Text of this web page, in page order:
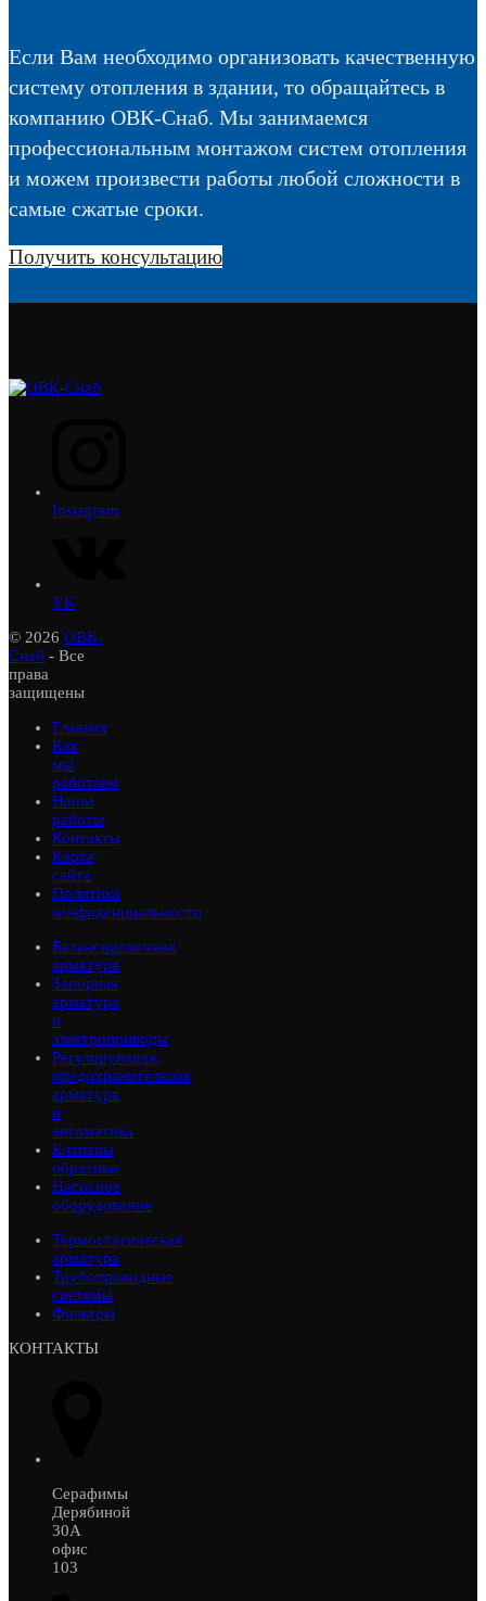
Если Вам необходимо организовать качественную
систему отопления в здании, то обращайтесь в
компанию ОВК-Снаб. Мы занимаемся
профессиональным монтажом систем отопления
и можем произвести работы любой сложности в
самые сжатые сроки.
Получить консультацию
Instagram
VK
© 2026 ОВК-
Снаб - Все
права
защищены
Главная
Как
мы
работаем
Наши
работы
Контакты
Карта
сайта
Политика
конфиденциальности
Балансировочная
арматура
Запорная
арматура
и
электроприводы
Регулирующая,
предохранительная
арматура
и
автоматика
Клапаны
обратные
Насосное
оборудование
Термостатическая
арматура
Трубопроводные
системы
Фильтры
КОНТАКТЫ
Серафимы
Дерябиной
30А
офис
103